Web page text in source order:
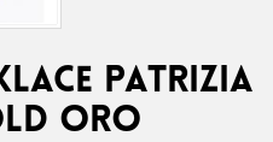
Patrizia
oro